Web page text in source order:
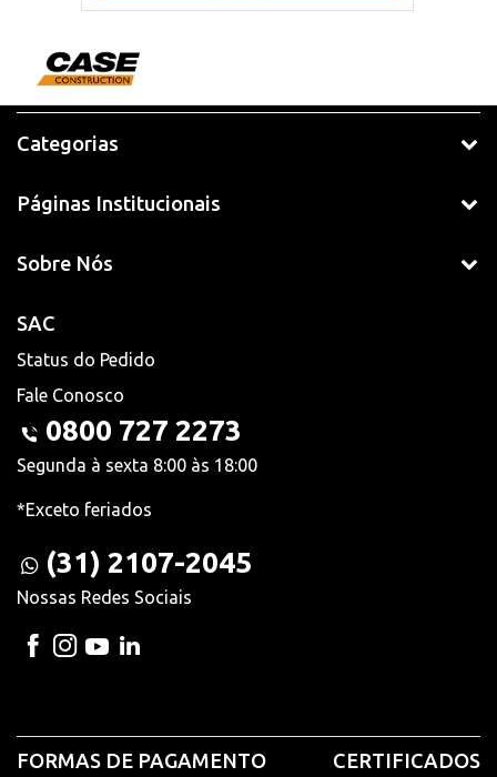
Categorias
Páginas Institucionais
Sobre Nós
SAC
Status do Pedido
Fale Conosco
0800 727 2273
Segunda à sexta 8:00 às 18:00
*Exceto feriados
(31) 2107-2045
Nossas Redes Sociais
FORMAS DE PAGAMENTO CERTIFICADOS